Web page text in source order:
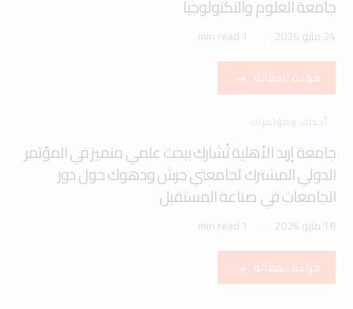
جامعة العلوم والتكنولوجيا
24 مايو 2026 1 min read
قراءة المقالة
أحداث ومؤتمرات
جامعة إربد الأهلية تُشارك ببحث علمي متميز في المؤتمر
الدولي المشترك لجامعتي جرش ودهوك حول دور
الجامعات في صناعة المستقبل
18 مايو 2026 1 min read
قراءة المقالة